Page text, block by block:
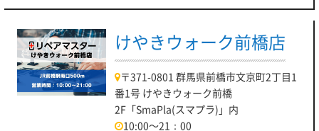
けやきウォーク前橋店
〒371-0801 群馬県前橋市文京町2丁目1
番1号 けやきウォーク前橋
2F「SmaPla(スマプラ)」内
10:00～21：00